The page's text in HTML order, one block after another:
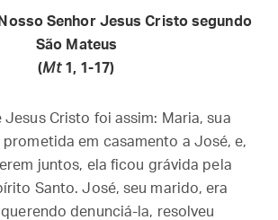
Senhor Jesus Cristo segundo
São Mateus
(Mt 1, 1-17)
Jesus Cristo foi assim: Maria, sua
prometida em casamento a José, e,
juntos, ela ficou grávida pela
Santo. José, seu marido, era
denunciá-la, resolveu